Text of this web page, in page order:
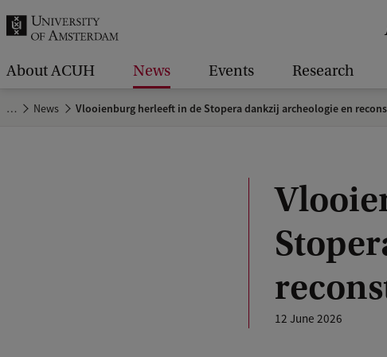
.
.
About ACUH News Events Research
… News Vlooienburg herleeft in de Stopera dankzij archeologie en
12 June 2026